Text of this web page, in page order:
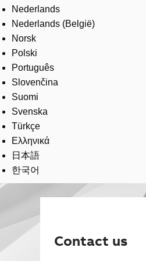
Nederlands
Nederlands (België)
Norsk
Polski
Português
Slovenčina
Suomi
Svenska
Türkçe
Ελληνικά
日本語
한국어
Contact us